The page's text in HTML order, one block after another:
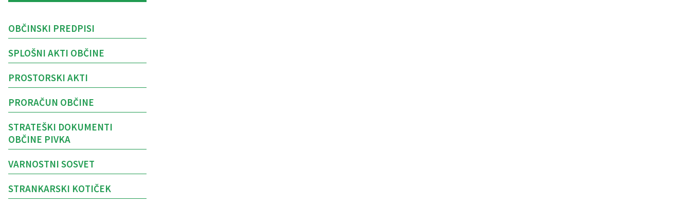
OBČINSKI PREDPISI
SPLOŠNI AKTI OBČINE
PROSTORSKI AKTI
PRORAČUN OBČINE
STRATEŠKI DOKUMENTI
OBČINE PIVKA
VARNOSTNI SOSVET
STRANKARSKI KOTIČEK